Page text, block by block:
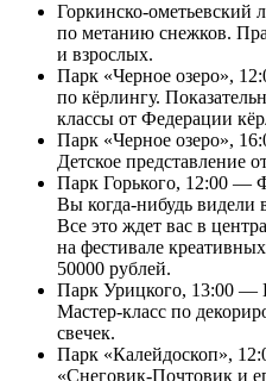
Горкинско-омeтьевский
по метанию снежков.
и взрослых.
Парк «Черное озеро»,
по кёрлингу.
классы от Федерации
Парк «Черное озеро»,
Детское представление
Парк Горького, 12:00 —
Вы когда-нибудь видели
Все это ждет вас в
на фестивале
50000 рублей.
Парк Урицкого, 13:00 —
Мастер-класс по
свечек.
Парк «Калейдоскоп»,
«Снеговик-Почтовик и